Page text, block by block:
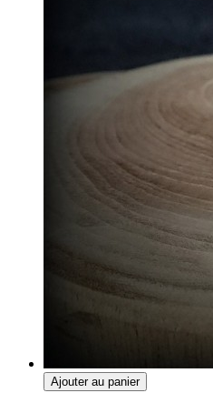
Ajouter au panier